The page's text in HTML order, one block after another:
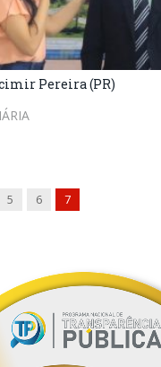
Pereira (PR)
5 6 7